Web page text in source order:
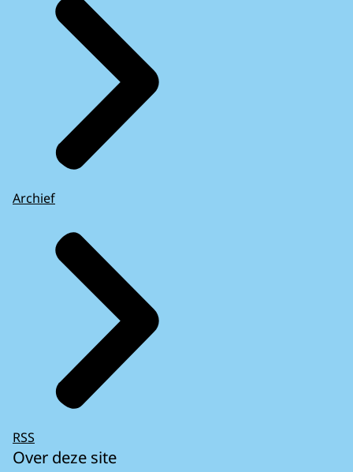
Archief
RSS
Over deze site